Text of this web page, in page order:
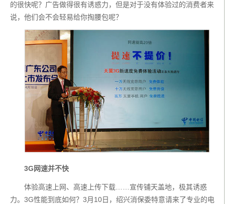
的很快呢？广告做得很有诱惑力，但是对于没有体验过的消费者来
说，他们会不会轻易给你掏腰包呢？
3G网速并不快
体验高速上网、高速上传下载……宣传铺天盖地，极其诱惑
力。3G性能到底如何？3月10日，绍兴消保委特意请来了专业的电